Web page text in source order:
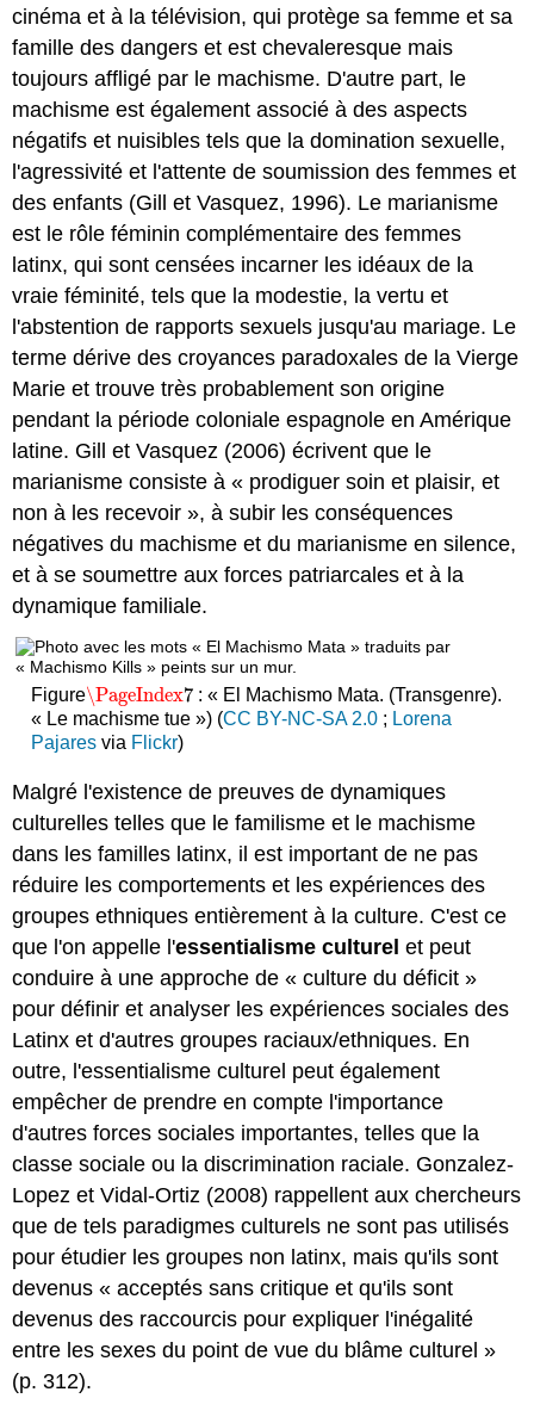
cinéma et à la télévision, qui protège sa femme et sa
famille des dangers et est chevaleresque mais
toujours affligé par le machisme. D'autre part, le
machisme est également associé à des aspects
négatifs et nuisibles tels que la domination sexuelle,
l'agressivité et l'attente de soumission des femmes et
des enfants (Gill et Vasquez, 1996). Le marianisme
est le rôle féminin complémentaire des femmes
latinx, qui sont censées incarner les idéaux de la
vraie féminité, tels que la modestie, la vertu et
l'abstention de rapports sexuels jusqu'au mariage. Le
terme dérive des croyances paradoxales de la Vierge
Marie et trouve très probablement son origine
pendant la période coloniale espagnole en Amérique
latine. Gill et Vasquez (2006) écrivent que le
marianisme consiste à « prodiguer soin et plaisir, et
non à les recevoir », à subir les conséquences
négatives du machisme et du marianisme en silence,
et à se soumettre aux forces patriarcales et à la
dynamique familiale.
Figure\PageIndex7
\PageIndex7 : « El Machismo Mata. (Transgenre).
« Le machisme tue ») (CC BY-NC-SA 2.0; Lorena
Pajaresvia Flickr)
Malgré l'existence de preuves de dynamiques
culturelles telles que le familisme et le machisme
dans les familles latinx, il est important de ne pas
réduire les comportements et les expériences des
groupes ethniques entièrement à la culture. C'est ce
que l'on appelle l'essentialisme culturel et peut
conduire à une approche de « culture du déficit »
pour définir et analyser les expériences sociales des
Latinx et d'autres groupes raciaux/ethniques. En
outre, l'essentialisme culturel peut également
empêcher de prendre en compte l'importance
d'autres forces sociales importantes, telles que la
classe sociale ou la discrimination raciale. Gonzalez-
Lopez et Vidal-Ortiz (2008) rappellent aux chercheurs
que de tels paradigmes culturels ne sont pas utilisés
pour étudier les groupes non latinx, mais qu'ils sont
devenus « acceptés sans critique et qu'ils sont
devenus des raccourcis pour expliquer l'inégalité
entre les sexes du point de vue du blâme culturel »
(p. 312).